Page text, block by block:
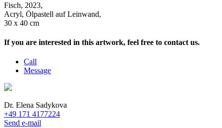
Fisch, 2023,
Acryl, Ölpastell auf Leinwand,
30 x 40 cm
If you are interested in this artwork, feel free to contact us.
Call
Message
Dr. Elena Sadykova
+49 171 4177224
Send e-mail